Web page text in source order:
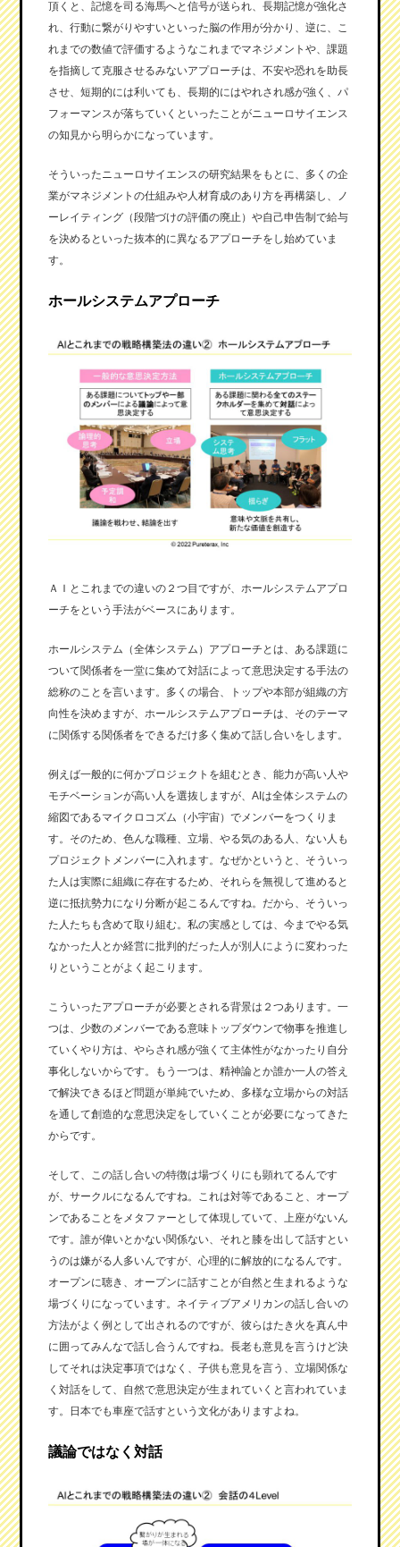
頂くと、記憶を司る海馬へと信号が送られ、長期記憶が強化さ
れ、行動に繋がりやすいといった脳の作用が分かり、逆に、こ
れまでの数値で評価するようなこれまでマネジメントや、課題
を指摘して克服させるみないアプローチは、不安や恐れを助長
させ、短期的には利いても、長期的にはやれされ感が強く、パ
フォーマンスが落ちていくといったことがニューロサイエンス
の知見から明らかになっています。
そういったニューロサイエンスの研究結果をもとに、多くの企
業がマネジメントの仕組みや人材育成のあり方を再構築し、ノ
ーレイティング（段階づけの評価の廃止）や自己申告制で給与
を決めるといった抜本的に異なるアプローチをし始めていま
す。
ホールシステムアプローチ
ＡＩとこれまでの違いの２つ目ですが、ホールシステムアプロ
ーチをという手法がベースにあります。
ホールシステム（全体システム）アプローチとは、ある課題に
ついて関係者を一堂に集めて対話によって意思決定する手法の
総称のことを言います。多くの場合、トップや本部が組織の方
向性を決めますが、ホールシステムアプローチは、そのテーマ
に関係する関係者をできるだけ多く集めて話し合いをします。
例えば一般的に何かプロジェクトを組むとき、能力が高い人や
モチベーションが高い人を選抜しますが、AIは全体システムの
縮図であるマイクロコズム（小宇宙）でメンバーをつくりま
す。そのため、色んな職種、立場、やる気のある人、ない人も
プロジェクトメンバーに入れます。なぜかというと、そういっ
た人は実際に組織に存在するため、それらを無視して進めると
逆に抵抗勢力になり分断が起こるんですね。だから、そういっ
た人たちも含めて取り組む。私の実感としては、今までやる気
なかった人とか経営に批判的だった人が別人にように変わった
りということがよく起こります。
こういったアプローチが必要とされる背景は２つあります。一
つは、少数のメンバーである意味トップダウンで物事を推進し
ていくやり方は、やらされ感が強くて主体性がなかったり自分
事化しないからです。もう一つは、精神論とか誰か一人の答え
で解決できるほど問題が単純でいため、多様な立場からの対話
を通して創造的な意思決定をしていくことが必要になってきた
からです。
そして、この話し合いの特徴は場づくりにも顕れてるんです
が、サークルになるんですね。これは対等であること、オープ
ンであることをメタファーとして体現していて、上座がないん
です。誰が偉いとかない関係ない、それと膝を出して話すとい
うのは嫌がる人多いんですが、心理的に解放的になるんです。
オープンに聴き、オープンに話すことが自然と生まれるような
場づくりになっています。ネイティブアメリカンの話し合いの
方法がよく例として出されるのですが、彼らはたき火を真ん中
に囲ってみんなで話し合うんですね。長老も意見を言うけど決
してそれは決定事項ではなく、子供も意見を言う、立場関係な
く対話をして、自然で意思決定が生まれていくと言われていま
す。日本でも車座で話すという文化がありますよね。
議論ではなく対話